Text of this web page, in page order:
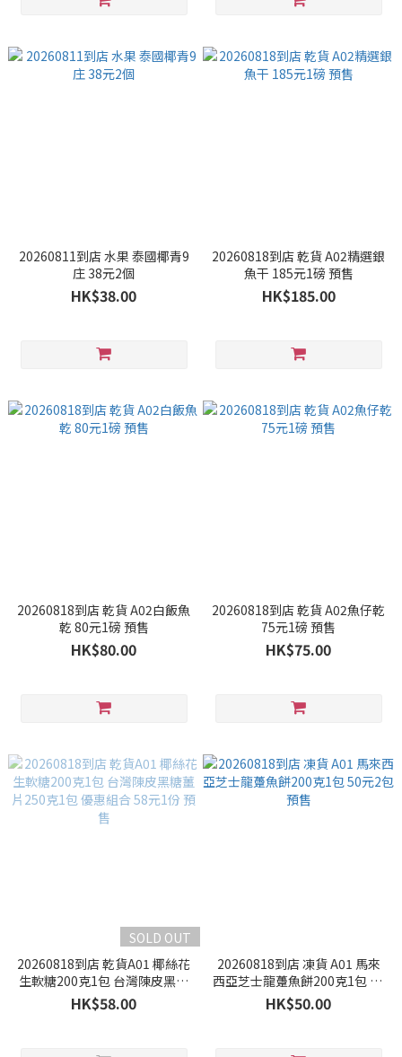
20260811到店 水果 泰國椰青9
庄 38元2個
HK$38.00
20260818到店 乾貨 A02精選銀
魚干 185元1磅 預售
HK$185.00
20260818到店 乾貨 A02白飯魚
乾 80元1磅 預售
HK$80.00
20260818到店 乾貨 A02魚仔乾
75元1磅 預售
HK$75.00
SOLD OUT
20260818到店 乾貨A01 椰絲花
生軟糖200克1包 台灣陳皮黑糖
薑片250克1包 優惠組合 58元1
份 預售
HK$58.00
20260818到店 凍貨 A01 馬來
西亞芝士龍躉魚餅200克1包 50
元2包 預售
HK$50.00